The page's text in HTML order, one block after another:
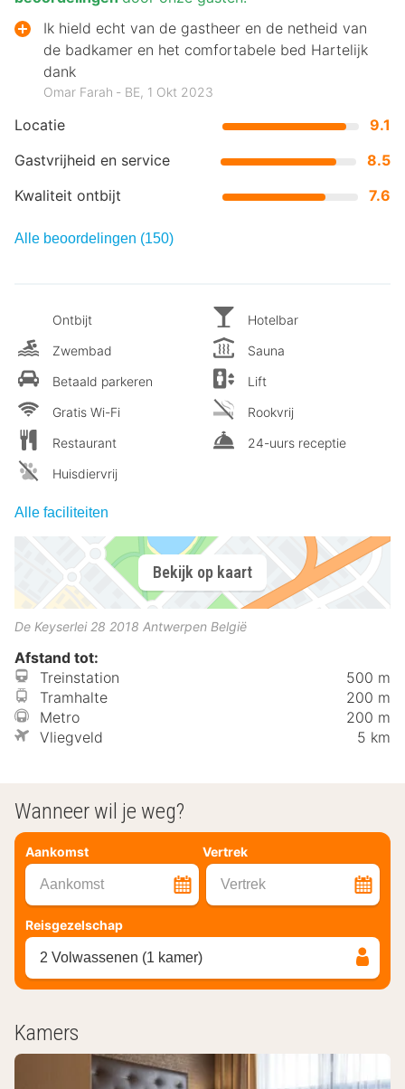
Locatie
9.1
Gastvrijheid en service
8.5
Kwaliteit ontbijt
7.6
Ik hield echt van de gastheer en de netheid van
de badkamer en het comfortabele bed Hartelijk
dank
Omar Farah ‐ BE, 1 Okt 2023
Alle beoordelingen (150)
Ontbijt
Zwembad
Betaald parkeren
Gratis Wi-Fi
Restaurant
Huisdiervrij
Hotelbar
Sauna
Lift
Rookvrij
24-uurs receptie
Alle faciliteiten
Bekijk op kaart
De Keyserlei 28 2018 Antwerpen België
Afstand tot:
Treinstation
500 m
Tramhalte
200 m
Metro
200 m
Vliegveld
5 km
Wanneer wil je weg?
Aankomst Vertrek
Aankomst Vertrek
Reisgezelschap
2 Volwassenen (1 kamer)
Kamers